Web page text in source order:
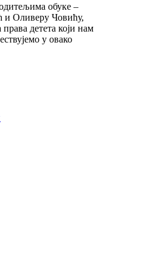
обуке –
Оливеру Човићу,
детета који нам
у овако